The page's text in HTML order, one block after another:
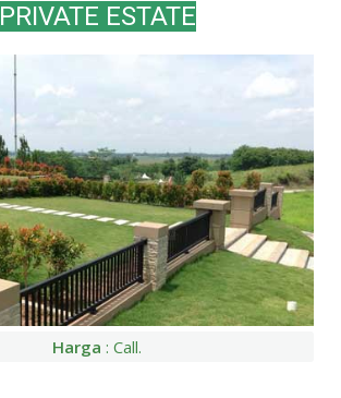
PRIVATE ESTATE
Harga : Call.